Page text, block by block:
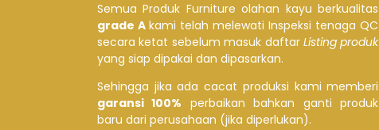
Semua Produk Furniture olahan kayu berkualitas
grade Akami telah melewati Inspeksi tenaga QC
secara ketat sebelum masuk daftar Listing produk
yang siap dipakai dan dipasarkan.
Sehingga jika ada cacat produksi kami memberi
garansi 100% perbaikan bahkan ganti produk
baru dari perusahaan (jika diperlukan).